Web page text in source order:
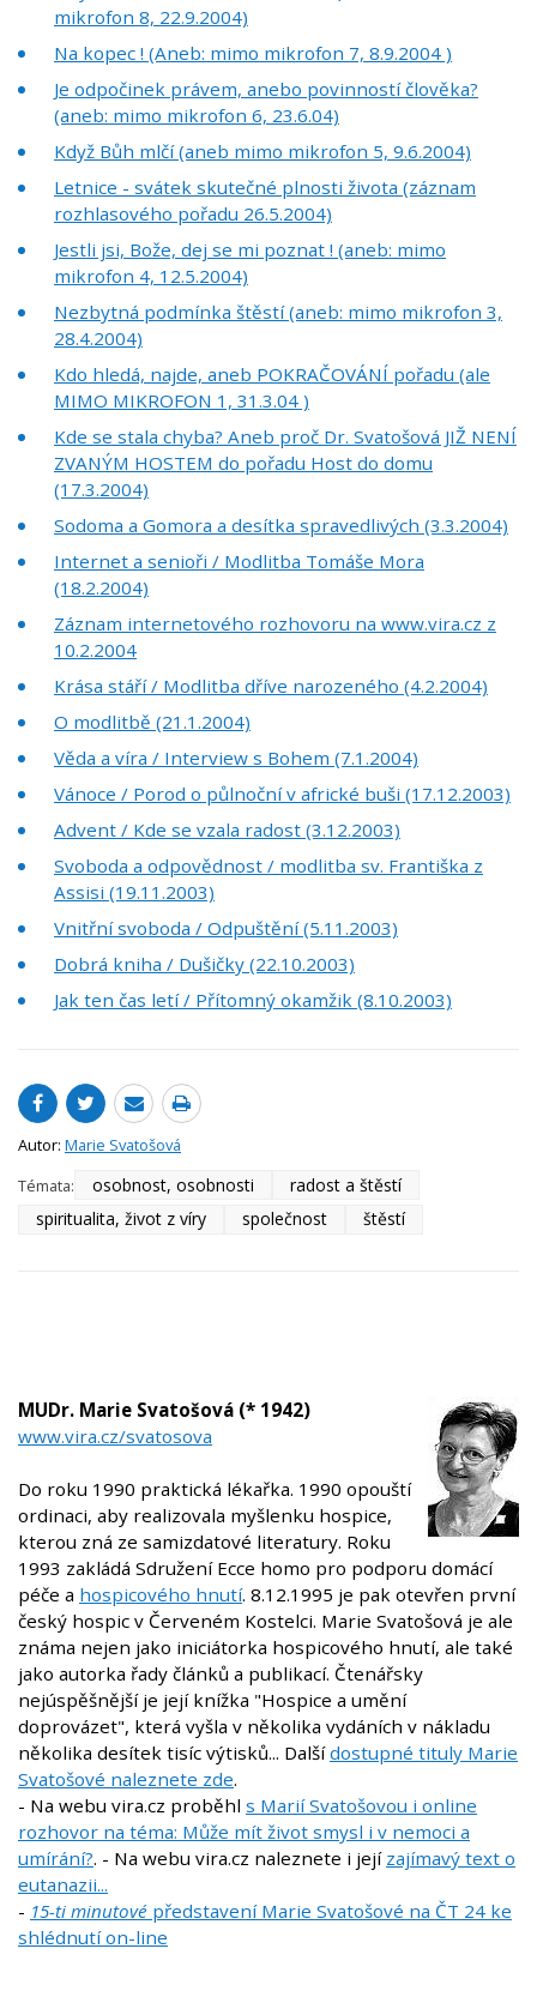
mikrofon 8, 22.9.2004)
Na kopec ! (Aneb: mimo mikrofon 7, 8.9.2004 )
Je odpočinek právem, anebo povinností člověka?
(aneb: mimo mikrofon 6, 23.6.04)
Když Bůh mlčí (aneb mimo mikrofon 5, 9.6.2004)
Letnice - svátek skutečné plnosti života (záznam
rozhlasového pořadu 26.5.2004)
Jestli jsi, Bože, dej se mi poznat ! (aneb: mimo
mikrofon 4, 12.5.2004)
Nezbytná podmínka štěstí (aneb: mimo mikrofon 3,
28.4.2004)
Kdo hledá, najde, aneb POKRAČOVÁNÍ pořadu (ale
MIMO MIKROFON 1, 31.3.04 )
Kde se stala chyba? Aneb proč Dr. Svatošová JIŽ NENÍ
ZVANÝM HOSTEM do pořadu Host do domu
(17.3.2004)
Sodoma a Gomora a desítka spravedlivých (3.3.2004)
Internet a senioři / Modlitba Tomáše Mora
(18.2.2004)
Záznam internetového rozhovoru na www.vira.cz z
10.2.2004
Krása stáří / Modlitba dříve narozeného (4.2.2004)
O modlitbě (21.1.2004)
Věda a víra / Interview s Bohem (7.1.2004)
Vánoce / Porod o půlnoční v africké buši (17.12.2003)
Advent / Kde se vzala radost (3.12.2003)
Svoboda a odpovědnost / modlitba sv. Františka z
Assisi (19.11.2003)
Vnitřní svoboda / Odpuštění (5.11.2003)
Dobrá kniha / Dušičky (22.10.2003)
Jak ten čas letí / Přítomný okamžik (8.10.2003)
Autor: Marie Svatošová
Témata:
osobnost, osobnosti
radost a štěstí
spiritualita, život z víry
společnost štěstí
MUDr. Marie Svatošová (* 1942)
www.vira.cz/svatosova
Do roku 1990 praktická lékařka. 1990 opouští
ordinaci, aby realizovala myšlenku hospice,
kterou zná ze samizdatové literatury. Roku
1993 zakládá Sdružení Ecce homo pro podporu domácí
péče a hospicového hnutí. 8.12.1995 je pak otevřen první
český hospic v Červeném Kostelci. Marie Svatošová je ale
známa nejen jako iniciátorka hospicového hnutí, ale také
jako autorka řady článků a publikací. Čtenářsky
nejúspěšnější je její knížka "Hospice a umění
doprovázet", která vyšla v několika vydáních v nákladu
několika desítek tisíc výtisků... Dalšídostupné tituly Marie
Svatošové naleznete zde.
- Na webu vira.cz proběhl s Marií Svatošovou i online
rozhovor na téma: Může mít život smysl i v nemoci a
umírání?. - Na webu vira.cz naleznete i její zajímavý text o
eutanazii...
- 15-ti minutové představení Marie Svatošové na ČT 24 ke
shlédnutí on-line